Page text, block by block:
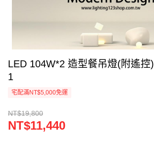
LED 104W*2 造型餐吊燈(附遙控) E02-52-128-
1
宅配滿NT$5,000免運
NT$19,800
NT$11,440